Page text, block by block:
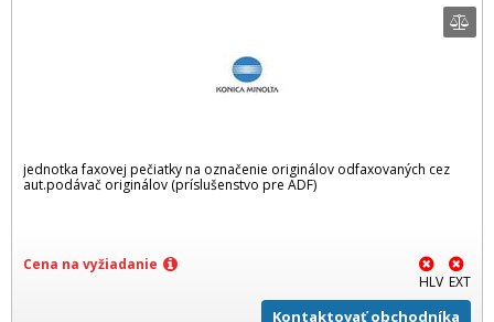
jednotka faxovej pečiatky na označenie originálov odfaxovaných cez
aut.podávač originálov (príslušenstvo pre ADF)
Cena na vyžiadanie
HLV EXT
Kontaktovať obchodníka